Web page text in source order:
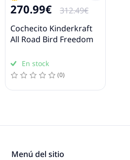
270.99€
312.49€
Cochecito Kinderkraft
All Road Bird Freedom
En stock
(0)
Menú del sitio